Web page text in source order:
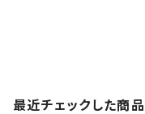
最近チェックした商品